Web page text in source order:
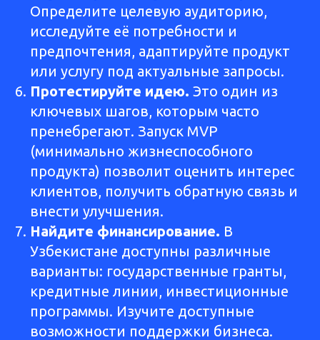
Определите целевую аудиторию,
исследуйте её потребности и
предпочтения, адаптируйте продукт
или услугу под актуальные запросы.
Протестируйте идею. Это один из
ключевых шагов, которым часто
пренебрегают. Запуск MVP
(минимально жизнеспособного
продукта) позволит оценить интерес
клиентов, получить обратную связь и
внести улучшения.
Найдите финансирование. В
Узбекистане доступны различные
варианты: государственные гранты,
кредитные линии, инвестиционные
программы. Изучите доступные
возможности поддержки бизнеса.